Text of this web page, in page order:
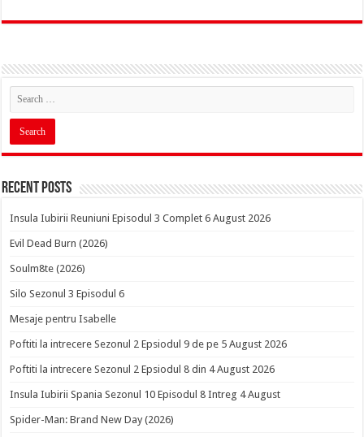
Recent Posts
Insula Iubirii Reuniuni Episodul 3 Complet 6 August 2026
Evil Dead Burn (2026)
Soulm8te (2026)
Silo Sezonul 3 Episodul 6
Mesaje pentru Isabelle
Poftiti la intrecere Sezonul 2 Epsiodul 9 de pe 5 August 2026
Poftiti la intrecere Sezonul 2 Epsiodul 8 din 4 August 2026
Insula Iubirii Spania Sezonul 10 Episodul 8 Intreg 4 August
Spider-Man: Brand New Day (2026)